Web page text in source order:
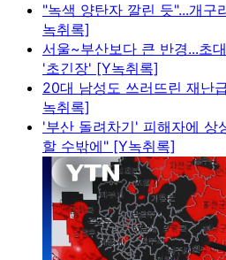
"녹색 양탄자 깔린 듯"...개구
녹취록]
서울~부산보다 큰 반경...초
'초긴장' [Y녹취록]
20대 남성도 쓰러뜨린 재난
녹취록]
'부산 돌려차기' 피해자에 상
할 수밖에" [Y녹취록]